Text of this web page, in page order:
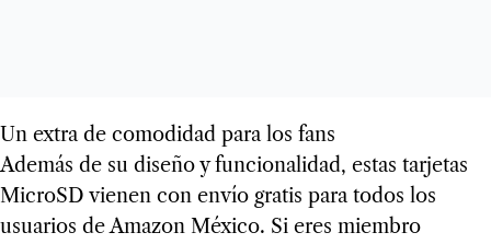
Un extra de comodidad para los fans
Además de su diseño y funcionalidad, estas tarjetas
MicroSD vienen con envío gratis para todos los
usuarios de Amazon México. Si eres miembro